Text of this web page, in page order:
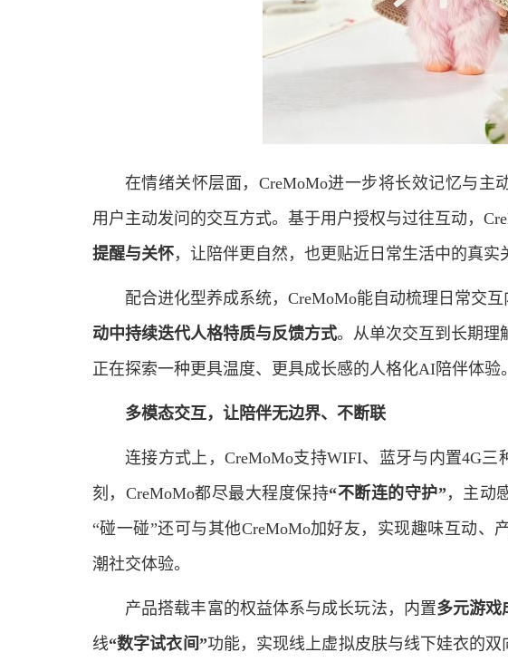
在情绪关怀层面，CreMoMo进一步将长效记忆与主
用户主动发问的交互方式。基于用户授权与过往互动，
提醒与关怀，让陪伴更自然，也更贴近日常生活中的真实
配合进化型养成系统，CreMoMo能自动梳理日常交互
动中持续迭代人格特质与反馈方式。从单次交互到长期理
正在探索一种更具温度、更具成长感的人格化AI陪伴体验。
多模态交互， 让陪伴无边界、不断联
连接方式上，CreMoMo支持WIFI、蓝牙与内置4G
刻，CreMoMo都尽最大程度保持“不断连的守护”，主动
“碰一碰”还可与其他CreMoMo加好友，实现趣味互动、
潮社交体验。
产品搭载丰富的权益体系与成长玩法，内置多元游戏
线“数字试衣间”功能，实现线上虚拟皮肤与线下娃衣的